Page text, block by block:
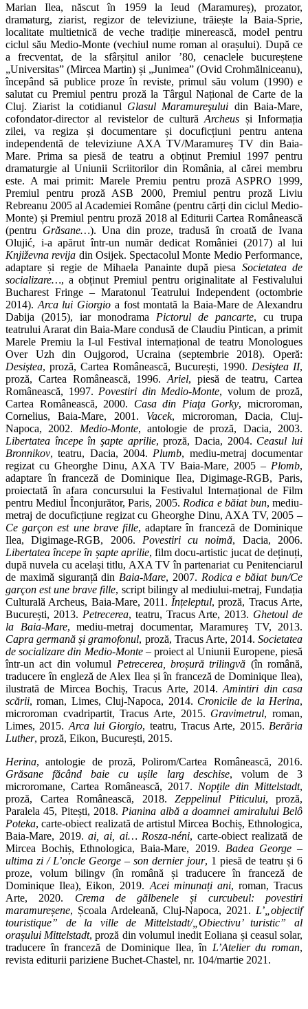
Marian Ilea, născut în 1959 la Ieud (Maramureș), prozator,
dramaturg, ziarist, regizor de televiziune, trăiește la Baia-Sprie,
localitate multietnică de veche tradiție minerească, model pentru
ciclul său Medio-Monte (vechiul nume roman al orașului). După ce
a frecventat, de la sfârșitul anilor ’80, cenaclele bucureștene
„Universitas” (Mircea Martin) și „Junimea” (Ovid Crohmălniceanu),
începând să publice proze în reviste, primul său volum (1990) e
salutat cu Premiul pentru proză la Târgul Național de Carte de la
Cluj. Ziarist la cotidianul Glasul Maramureşului din Baia-Mare,
cofondator-director al revistelor de culturăArcheus și Informația
zilei, va regiza și documentare și docuficțiuni pentru antena
independentă de televiziune AXA TV/Maramureș TV din Baia-
Mare. Prima sa piesă de teatru a obținut Premiul 1997 pentru
dramaturgie al Uniunii Scriitorilor din România, al cărei membru
este. A mai primit: Marele Premiu pentru proză ASPRO 1999,
Premiul pentru proză ASB 2000, Premiul pentru proză Liviu
Rebreanu 2005 al Academiei Române (pentru cărți din ciclul Medio-
Monte) și Premiul pentru proză 2018 al Editurii Cartea Românească
(pentru Grăsane…). Una din proze, tradusă în croată de Ivana
Olujić, i-a apărut într-un număr dedicat României (2017) al lui
Književna revija din Osijek. Spectacolul Monte Medio Performance,
adaptare și regie de Mihaela Panainte după piesa Societatea de
socializare…, a obținut Premiul pentru originalitate al Festivalului
Bucharest Fringe – Maratonul Teatrului Independent (octombrie
2014). Arca lui Giorgio a fost montată la Baia-Mare de Alexandru
Dabija (2015), iar monodrama Pictorul de pancarte, cu trupa
teatrului Ararat din Baia-Mare condusă de Claudiu Pintican, a primit
Marele Premiu la I-ul Festival internațional de teatru Monologues
Over Uzh din Oujgorod, Ucraina (septembrie 2018). Operă:
Desiştea, proză, Cartea Românească, București, 1990. Desiştea II,
proză, Cartea Românească, 1996. Ariel, piesă de teatru, Cartea
Românească, 1997. Povestiri din Medio-Monte, volum de proză,
Cartea Românească, 2000. Casa din Piaţa Gorky, microroman,
Cornelius, Baia-Mare, 2001. Vacek, microroman, Dacia, Cluj-
Napoca, 2002. Medio-Monte, antologie de proză, Dacia, 2003.
Libertatea începe în şapte aprilie, proză, Dacia, 2004. Ceasul lui
Bronnikov, teatru, Dacia, 2004. Plumb, mediu-metraj documentar
regizat cu Gheorghe Dinu, AXA TV Baia-Mare, 2005 – Plomb,
adaptare în franceză de Dominique Ilea, Digimage-RGB, Paris,
proiectată în afara concursului la Festivalul Internațional de Film
pentru Mediul Înconjurător, Paris, 2005. Rodica e băiat bun, mediu-
metraj de docuficțiune regizat cu Gheorghe Dinu, AXA TV, 2005 –
Ce garçon est une brave fille, adaptare în franceză de Dominique
Ilea, Digimage-RGB, 2006. Povestiri cu noimă, Dacia, 2006.
Libertatea începe în șapte aprilie, film docu-artistic jucat de deținuți,
după nuvela cu același titlu, AXA TV în partenariat cu Penitenciarul
de maximă siguranță din Baia-Mare, 2007. Rodica e băiat bun/Ce
garçon est une brave fille, script bilingv al mediului-metraj, Fundația
Culturală Archeus, Baia-Mare, 2011. Înțeleptul, proză, Tracus Arte,
București, 2013. Petrecerea, teatru, Tracus Arte, 2013. Ghetoul de
la Baia-Mare, mediu-metraj documentar, Maramureș TV, 2013.
Capra germană și gramofonul, proză, Tracus Arte, 2014. Societatea
de socializare din Medio-Monte– proiect al Uniunii Europene, piesă
într-un act din volumul Petrecerea, broșură trilingvă (în română,
traducere în engleză de Alex Ilea și în franceză de Dominique Ilea),
ilustrată de Mircea Bochiș, Tracus Arte, 2014.Amintiri din casa
scării, roman, Limes, Cluj-Napoca, 2014. Cronicile de la Herina,
microroman cvadripartit, Tracus Arte, 2015. Gravimetrul, roman,
Limes, 2015. Arca lui Giorgio, teatru, Tracus Arte, 2015. Berăria
Luther, proză, Eikon, București, 2015.
Herina, antologie de proză, Polirom/Cartea Românească, 2016.
Grăsane făcând baie cu ușile larg deschise, volum de 3
microromane, Cartea Românească, 2017. Nopțile din Mittelstadt,
proză, Cartea Românească, 2018. Zeppelinul Piticului, proză,
Paralela 45, Pitești, 2018. Pianina albă a doamnei amiralului Belô
Poteka, carte-obiect realizată de artistul Mircea Bochiș, Ethnologica,
Baia-Mare, 2019.ai, ai, ai… Rosza-néni, carte-obiect realizată de
Mircea Bochiș, Ethnologica, Baia-Mare, 2019. Badea George –
ultima zi / L’oncle George – son dernier jour, 1 piesă de teatru și 6
proze, volum bilingv (în română și traducere în franceză de
Dominique Ilea), Eikon, 2019. Acei minunați ani, roman, Tracus
Arte, 2020. Crema de gălbenele și curcubeul: povestiri
maramureșene, Școala Ardeleană, Cluj-Napoca, 2021. L’„objectif
touristique” de la ville de Mittelstadt/„Obiectivu’ turistic” al
orașului Mittelstadt, proză din volumul inedit Eoliana și ceasul solar,
traducere în franceză de Dominique Ilea, în L’Atelier du roman,
revista editurii pariziene Buchet-Chastel, nr. 104/martie 2021.